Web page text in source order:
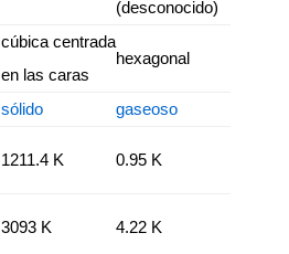
(desconocido)
cúbica centrada
en las caras
hexagonal
sólido
gaseoso
1211.4 K 0.95 K
3093 K 4.22 K